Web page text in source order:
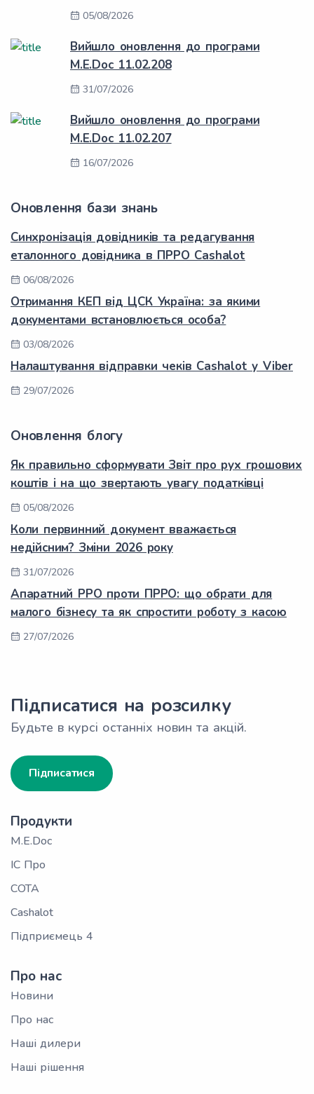
05/08/2026
Вийшло оновлення до програми
M.E.Doc 11.02.208
31/07/2026
Вийшло оновлення до програми
M.E.Doc 11.02.207
16/07/2026
Оновлення бази знань
Синхронізація довідників та редагування
еталонного довідника в ПРРО Cashalot
06/08/2026
Отримання КЕП від ЦСК Україна: за якими
документами встановлюється особа?
03/08/2026
Налаштування відправки чеків Cashalot у Viber
29/07/2026
Оновлення блогу
Як правильно сформувати Звіт про рух грошових
коштів і на що звертають увагу податківці
05/08/2026
Коли первинний документ вважається
недійсним? Зміни 2026 року
31/07/2026
Апаратний РРО проти ПРРО: що обрати для
малого бізнесу та як спростити роботу з касою
27/07/2026
Підписатися на розсилку
Будьте в курсі останніх новин та акцій.
Підписатися
Продукти
M.E.Doc
ІС Про
СОТА
Cashalot
Підприємець 4
Про нас
Новини
Про нас
Наші дилери
Наші рішення